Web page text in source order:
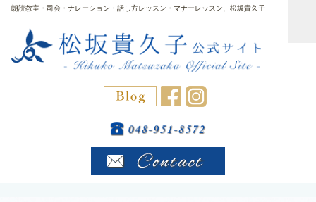
朗読教室・司会・ナレーション・話し方レッスン・マナーレッスン、松坂貴久子